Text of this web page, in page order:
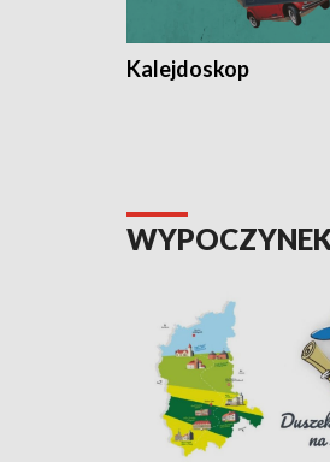
Kalejdoskop